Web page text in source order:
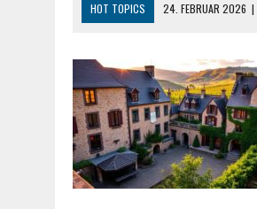
HOT TOPICS 24. FEBRUAR 2026 |
13. DEZEMBER 2025
25. SEPTEMBER 2025 | POWER BEI
26. APRIL 2026 | HYGIENISCHE